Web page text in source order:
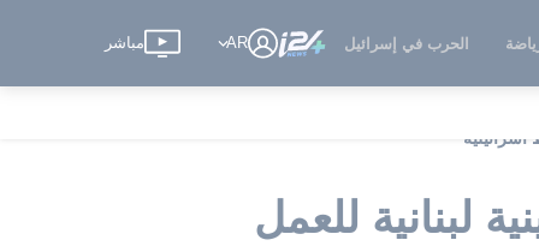
الحرب في إسرائيل AR مباشر
للعمل